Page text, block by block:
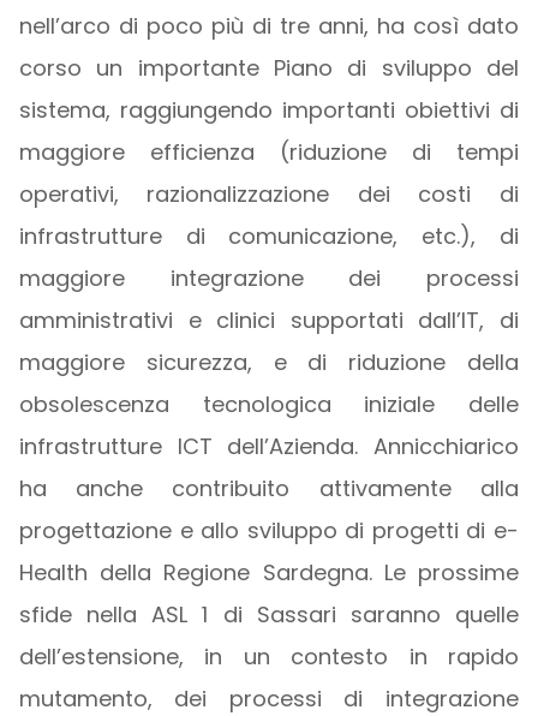
nell’arco di poco più di tre anni, ha così dato
corso un importante Piano di sviluppo del
sistema, raggiungendo importanti obiettivi di
maggiore efficienza (riduzione di tempi
operativi, razionalizzazione dei costi di
infrastrutture di comunicazione, etc.), di
maggiore integrazione dei processi
amministrativi e clinici supportati dall’IT, di
maggiore sicurezza, e di riduzione della
obsolescenza tecnologica iniziale delle
infrastrutture ICT dell’Azienda. Annicchiarico
ha anche contribuito attivamente alla
progettazione e allo sviluppo di progetti di e-
Health della Regione Sardegna. Le prossime
sfide nella ASL 1 di Sassari saranno quelle
dell’estensione, in un contesto in rapido
mutamento, dei processi di integrazione